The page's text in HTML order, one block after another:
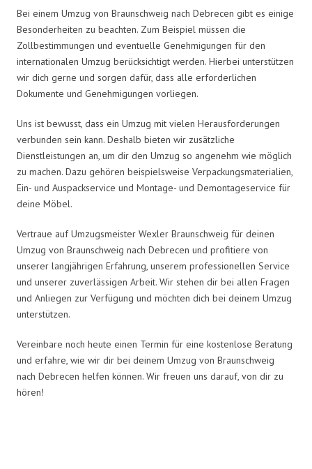
Bei einem Umzug von Braunschweig nach Debrecen gibt es einige
Besonderheiten zu beachten. Zum Beispiel müssen die
Zollbestimmungen und eventuelle Genehmigungen für den
internationalen Umzug berücksichtigt werden. Hierbei unterstützen
wir dich gerne und sorgen dafür, dass alle erforderlichen
Dokumente und Genehmigungen vorliegen.
Uns ist bewusst, dass ein Umzug mit vielen Herausforderungen
verbunden sein kann. Deshalb bieten wir zusätzliche
Dienstleistungen an, um dir den Umzug so angenehm wie möglich
zu machen. Dazu gehören beispielsweise Verpackungsmaterialien,
Ein- und Auspackservice und Montage- und Demontageservice für
deine Möbel.
Vertraue auf Umzugsmeister Wexler Braunschweig für deinen
Umzug von Braunschweig nach Debrecen und profitiere von
unserer langjährigen Erfahrung, unserem professionellen Service
und unserer zuverlässigen Arbeit. Wir stehen dir bei allen Fragen
und Anliegen zur Verfügung und möchten dich bei deinem Umzug
unterstützen.
Vereinbare noch heute einen Termin für eine kostenlose Beratung
und erfahre, wie wir dir bei deinem Umzug von Braunschweig
nach Debrecen helfen können. Wir freuen uns darauf, von dir zu
hören!